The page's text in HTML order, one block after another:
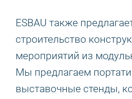
ESBAU также
строительство
мероприятий из
Мы предлагаем
выставочные стенды,